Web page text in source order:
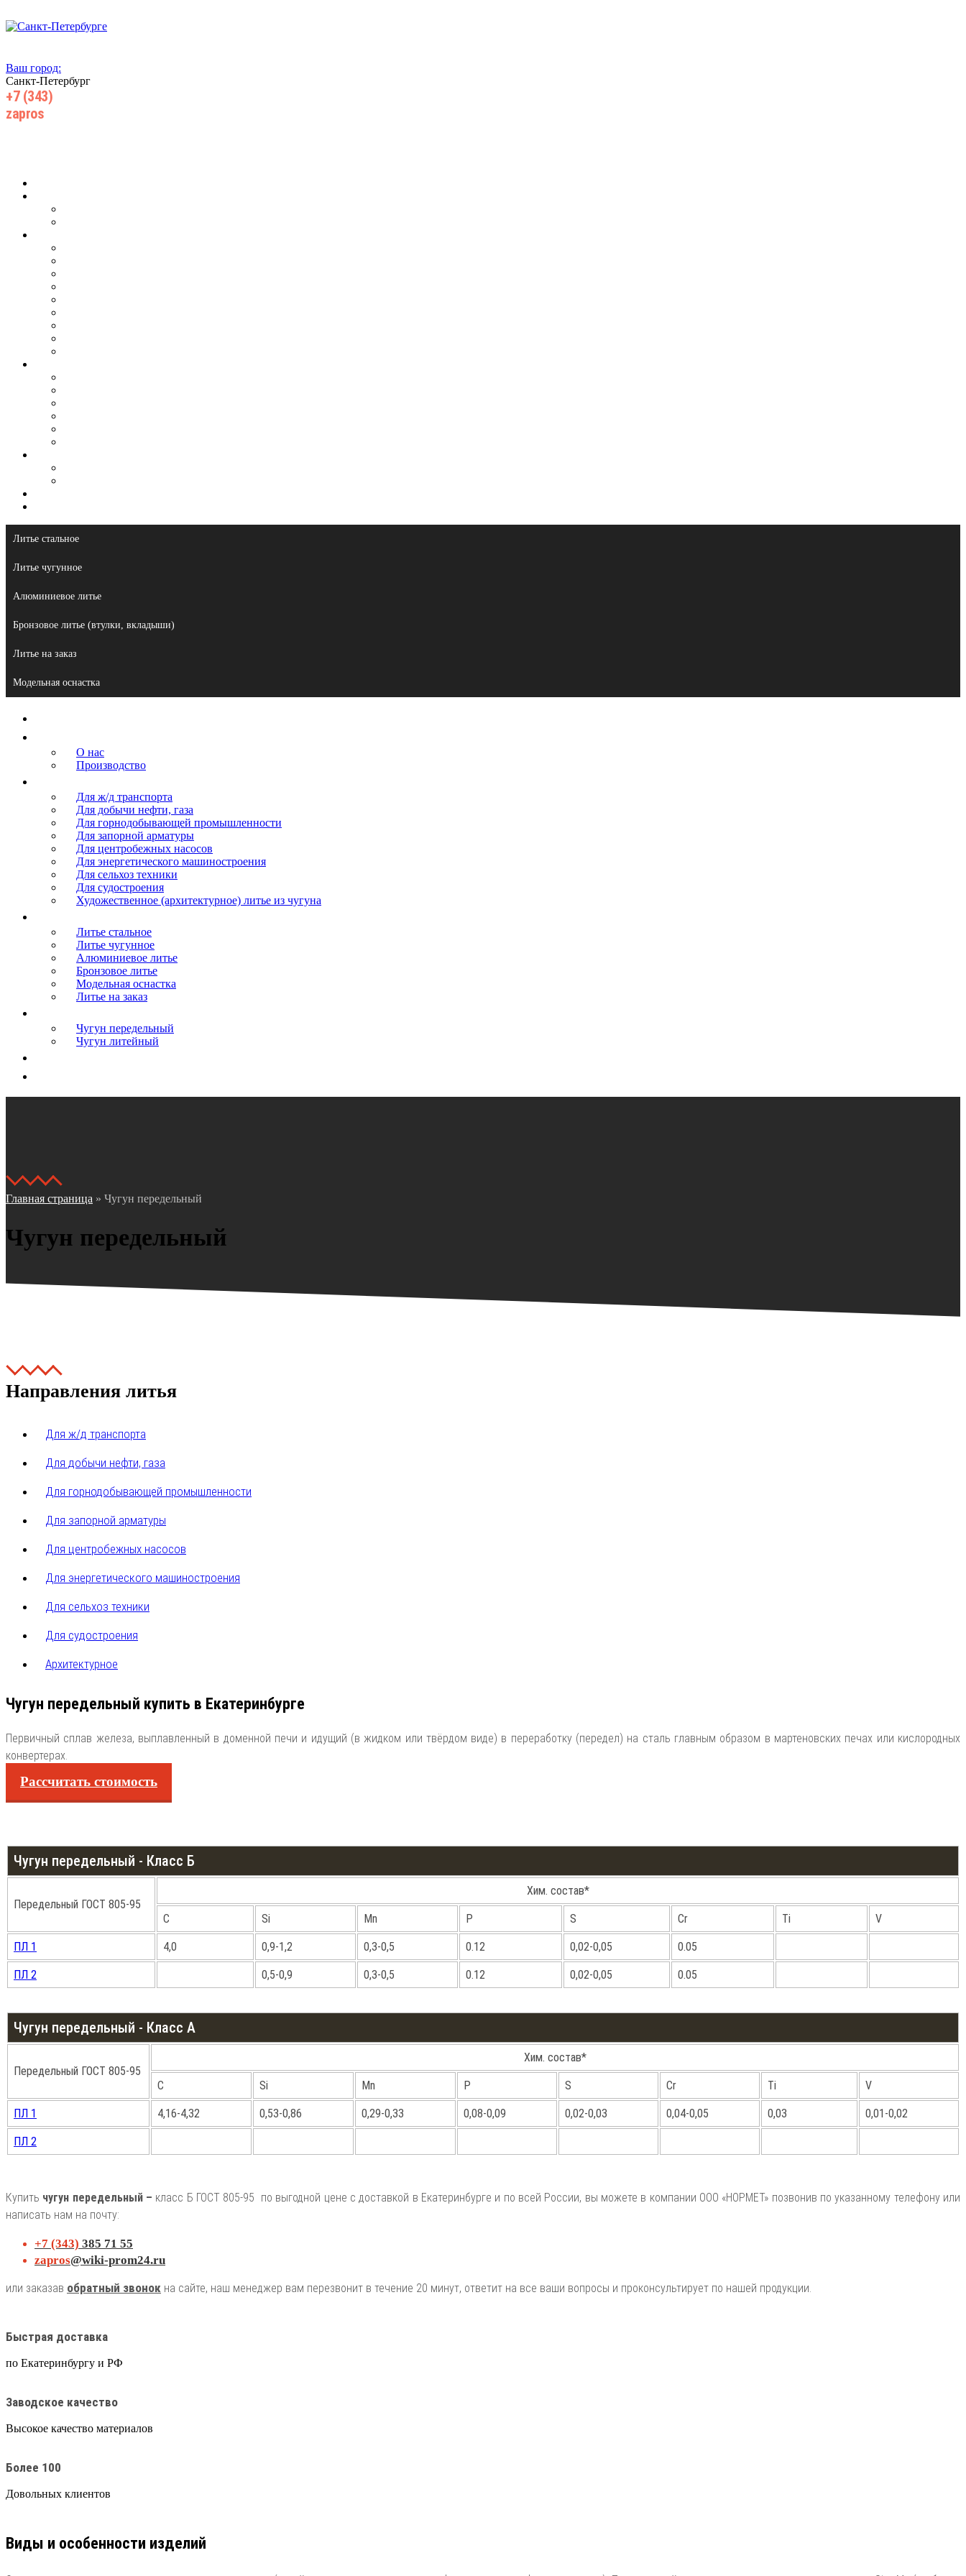
Ваш город:
Санкт-Петербург
+7 (343)
zapros
Литье стальное
Литье чугунное
Алюминиевое литье
Бронзовое литье (втулки, вкладыши)
Литье на заказ
Модельная оснастка
О нас
Производство
Для ж/д транспорта
Для добычи нефти, газа
Для горнодобывающей промышленности
Для запорной арматуры
Для центробежных насосов
Для энергетического машиностроения
Для сельхоз техники
Для судостроения
Художественное (архитектурное) литье из чугуна
Литье стальное
Литье чугунное
Алюминиевое литье
Бронзовое литье
Модельная оснастка
Литье на заказ
Чугун передельный
Чугун литейный
Главная страница » Чугун передельный
Чугун передельный
Направления литья
Для ж/д транспорта
Для добычи нефти, газа
Для горнодобывающей промышленности
Для запорной арматуры
Для центробежных насосов
Для энергетического машиностроения
Для сельхоз техники
Для судостроения
Архитектурное
Чугун передельный купить в Екатеринбурге
Первичный сплав железа, выплавленный в доменной печи и идущий (в жидком или твёрдом виде) в переработку (передел) на сталь главным образом в мартеновских печах или кислородных
конвертерах.
Рассчитать стоимость
Чугун передельный - Класс Б
Передельный ГОСТ 805-95
Хим. состав*
С Si Mn P S Cr Ti V
ПЛ 1 4,0 0,9-1,2 0,3-0,5 0.12 0,02-0,05 0.05
ПЛ 2 0,5-0,9 0,3-0,5 0.12 0,02-0,05 0.05
Чугун передельный - Класс A
Передельный ГОСТ 805-95
Хим. состав*
С Si Mn P S Cr Ti V
ПЛ 1 4,16-4,32 0,53-0,86 0,29-0,33 0,08-0,09 0,02-0,03 0,04-0,05 0,03 0,01-0,02
ПЛ 2
Купить чугун передельный – класс Б ГОСТ 805-95 по выгодной цене с доставкой в Екатеринбурге и по всей России, вы можете в компании ООО «НОРМЕТ» позвонив по указанному телефону или
написать нам на почту:
+7 (343) 385 71 55
zapros@wiki-prom24.ru
или заказав обратный звонок на сайте, наш менеджер вам перезвонит в течение 20 минут, ответит на все ваши вопросы и проконсультирует по нашей продукции.
Быстрая доставка
по Екатеринбургу и РФ
Заводское качество
Высокое качество материалов
Более 100
Довольных клиентов
Виды и особенности изделий